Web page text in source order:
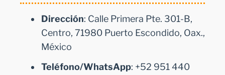
Dirección: Calle Primera Pte. 301-B,
Centro, 71980 Puerto Escondido, Oax.,
México
Teléfono/WhatsApp: +52 951 440